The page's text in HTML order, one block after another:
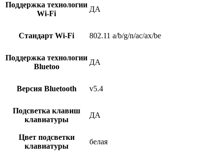
Поддержка технологии
Wi-Fi
ДА
Стандарт Wi-Fi 802.11 a/b/g/n/ac/ax/be
Поддержка технологии
Bluetoo
ДА
Версия Bluetooth v5.4
Подсветка клавиш
клавиатуры
ДА
Цвет подсветки
клавиатуры
белая